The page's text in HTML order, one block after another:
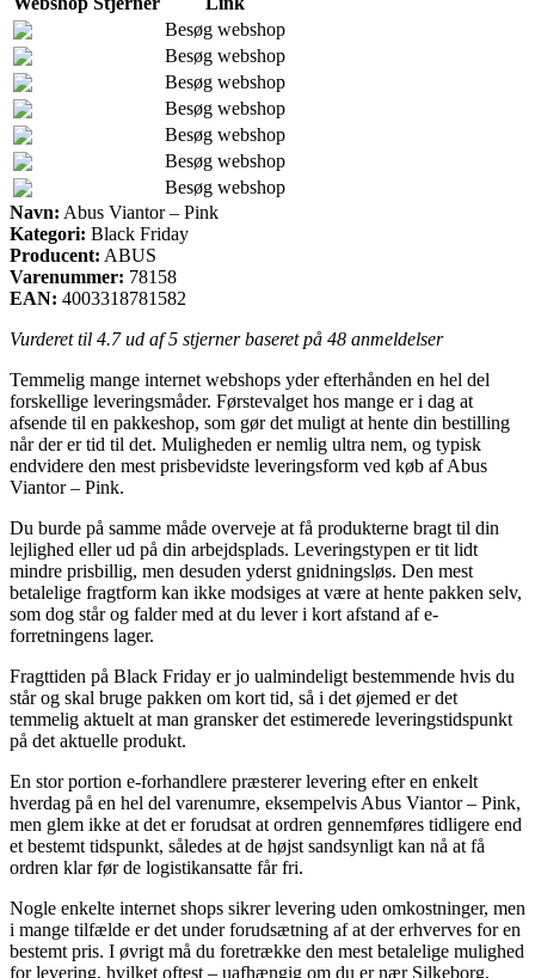
Besøg webshop
Besøg webshop
Besøg webshop
Besøg webshop
Besøg webshop
Besøg webshop
Besøg webshop
Navn: Abus Viantor – Pink
Kategori: Black Friday
Producent: ABUS
Varenummer: 78158
EAN: 4003318781582
Vurderet til 4.7ud af 5 stjerner baseret på 48 anmeldelser
Temmelig mange internet webshops yder efterhånden en hel del
forskellige leveringsmåder. Førstevalget hos mange er i dag at
afsende til en pakkeshop, som gør det muligt at hente din bestilling
når der er tid til det. Muligheden er nemlig ultra nem, og typisk
endvidere den mest prisbevidste leveringsform ved køb af Abus
Viantor – Pink.
Du burde på samme måde overveje at få produkterne bragt til din
lejlighed eller ud på din arbejdsplads. Leveringstypen er tit lidt
mindre prisbillig, men desuden yderst gnidningsløs. Den mest
betalelige fragtform kan ikke modsiges at være at hente pakken selv,
som dog står og falder med at du lever i kort afstand af e-
forretningens lager.
Fragttiden på Black Friday er jo ualmindeligt bestemmende hvis du
står og skal bruge pakken om kort tid, så i det øjemed er det
temmelig aktuelt at man gransker det estimerede leveringstidspunkt
på det aktuelle produkt.
En stor portion e-forhandlere præsterer levering efter en enkelt
hverdag på en hel del varenumre, eksempelvis Abus Viantor – Pink,
men glem ikke at det er forudsat at ordren gennemføres tidligere end
et bestemt tidspunkt, således at de højst sandsynligt kan nå at få
ordren klar før de logistikansatte får fri.
Nogle enkelte internet shops sikrer levering uden omkostninger, men
i mange tilfælde er det under forudsætning af at der erhverves for en
bestemt pris. I øvrigt må du foretrække den mest betalelige mulighed
for levering, hvilket oftest – uafhængig om du er nær Silkeborg,